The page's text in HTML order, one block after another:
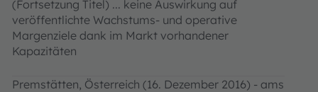
(Fortsetzung Titel) ... keine Auswirkung auf
veröffentlichte Wachstums- und operative
Margenziele dank im Markt vorhandener
Kapazitäten
Premstätten, Österreich (16. Dezember 2016) - ams